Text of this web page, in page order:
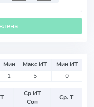
Мин Макс ИТ
Мин ИТ
1 5 0
Ср ИТ
Соп
Ср. Т